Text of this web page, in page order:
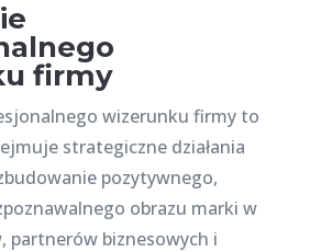
firmy
wizerunku firmy to
strategiczne działania
pozytywnego,
obrazu marki w
partnerów biznesowych i